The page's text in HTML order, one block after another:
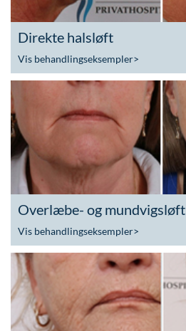
Direkte halsløft
Vis behandlingseksempler>
Overlæbe- og mundvigsløft
Vis behandlingseksempler>